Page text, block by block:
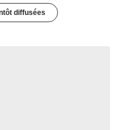
diffusées